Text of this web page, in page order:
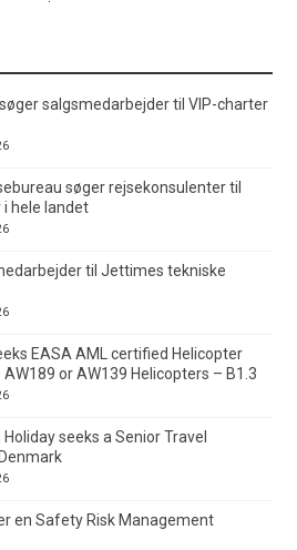
salgsmedarbejder til VIP-charter
søger rejsekonsulenter til
hele landet
til Jettimes tekniske
EASA AML certified Helicopter
or AW139 Helicopters – B1.3
seeks a Senior Travel
en Safety Risk Management